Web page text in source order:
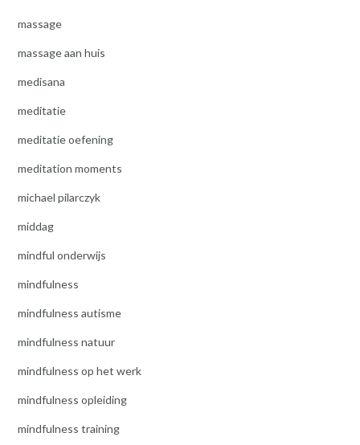
massage
massage aan huis
medisana
meditatie
meditatie oefening
meditation moments
michael pilarczyk
middag
mindful onderwijs
mindfulness
mindfulness autisme
mindfulness natuur
mindfulness op het werk
mindfulness opleiding
mindfulness training